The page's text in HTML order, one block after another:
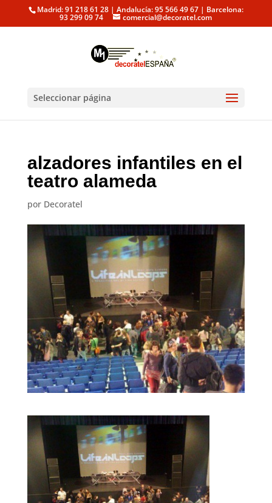
Madrid: 91 218 61 28 | Andalucía: 95 566 49 67 | Barcelona:
93 299 09 74 comercial@decoratel.com
Seleccionar página
alzadores infantiles en el
teatro alameda
por Decoratel